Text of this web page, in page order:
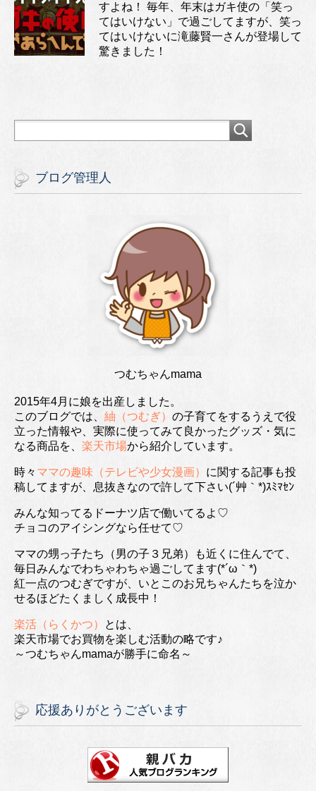
すよね！ 毎年、年末はガキ使の「笑っ
てはいけない」で過ごしてますが、笑っ
てはいけないに滝藤賢一さんが登場して
驚きました！
ブログ管理人
つむちゃんmama
2015年4月に娘を出産しました。
このブログでは、 紬（つむぎ） の子育てをするうえで役
立った情報や、実際に使ってみて良かったグッズ・気に
なる商品を、 楽天市場から紹介しています。
時々 ママの趣味（テレビや少女漫画） に関する記事も投
稿してますが、息抜きなので許して下さい(´艸｀*)ｽﾐﾏｾﾝ
みんな知ってるドーナツ店で働いてるよ♡
チョコのアイシングなら任せて♡
ママの甥っ子たち（男の子３兄弟）も近くに住んでて、
毎日みんなでわちゃわちゃ過ごしてます(*´ω｀*)
紅一点のつむぎですが、いとこのお兄ちゃんたちを泣か
せるほどたくましく成長中！
楽活（らくかつ）
とは、
楽天市場でお買物を楽しむ活動の略です♪
～つむちゃんmamaが勝手に命名～
応援ありがとうございます